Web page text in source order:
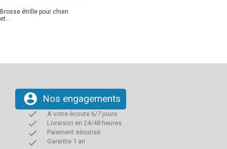
Brosse étrille pour chien
et...
account_circle Nos engagements
done A votre écoute 6/7 jours
done Livraison en 24/48 heures
done Paiement sécurisé
done Garantie 1 an